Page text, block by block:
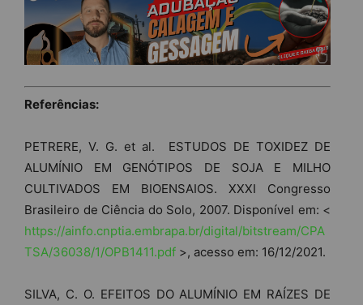
Referências:
PETRERE, V. G. et al. ESTUDOS DE TOXIDEZ DE
ALUMÍNIO EM GENÓTIPOS DE SOJA E MILHO
CULTIVADOS EM BIOENSAIOS. XXXI Congresso
Brasileiro de Ciência do Solo, 2007. Disponível em: <
https://ainfo.cnptia.embrapa.br/digital/bitstream/CPA
TSA/36038/1/OPB1411.pdf >, acesso em: 16/12/2021.
SILVA, C. O. EFEITOS DO ALUMÍNIO EM RAÍZES DE